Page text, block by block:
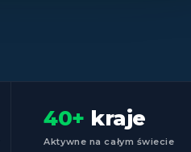
40+ kraje
Aktywne na całym świecie